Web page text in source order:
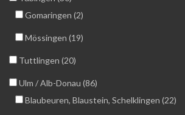
Gomaringen (2)
Mössingen (19)
Tuttlingen (20)
Ulm / Alb-Donau (86)
Blaubeuren, Blaustein, Schelklingen (22)